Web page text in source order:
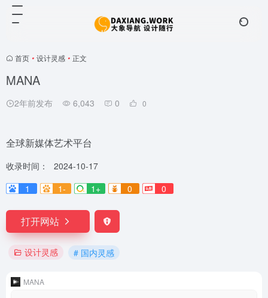
首页 • 设计灵感 • 正文
MANA
2年前发布 6,043 0 0
全球新媒体艺术平台
收录时间：
2024-10-17
1
1- 1+ 0 0
打开网站
设计灵感 # 国内灵感
MANA